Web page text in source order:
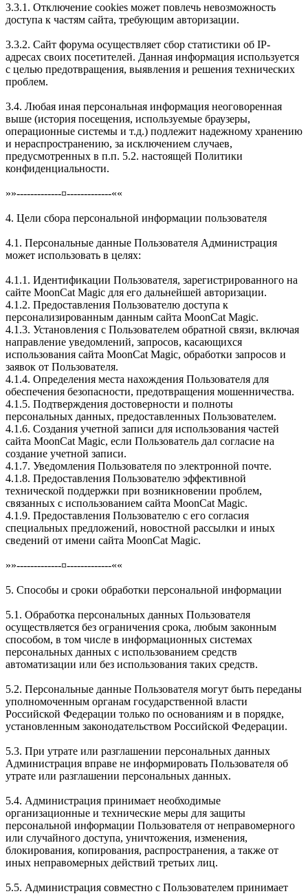
3.3.1. Отключение cookies может повлечь невозможность
доступа к частям сайта, требующим авторизации.
3.3.2. Сайт форума осуществляет сбор статистики об IP-
адресах своих посетителей. Данная информация используется
с целью предотвращения, выявления и решения технических
проблем.
3.4. Любая иная персональная информация неоговоренная
выше (история посещения, используемые браузеры,
операционные системы и т.д.) подлежит надежному хранению
и нераспространению, за исключением случаев,
предусмотренных в п.п. 5.2. настоящей Политики
конфиденциальности.
»»-------------¤-------------««
4. Цели сбора персональной информации пользователя
4.1. Персональные данные Пользователя Администрация
может использовать в целях:
4.1.1. Идентификации Пользователя, зарегистрированного на
сайте MoonCat Magic для его дальнейшей авторизации.
4.1.2. Предоставления Пользователю доступа к
персонализированным данным сайта MoonCat Magic.
4.1.3. Установления с Пользователем обратной связи, включая
направление уведомлений, запросов, касающихся
использования сайта MoonCat Magic, обработки запросов и
заявок от Пользователя.
4.1.4. Определения места нахождения Пользователя для
обеспечения безопасности, предотвращения мошенничества.
4.1.5. Подтверждения достоверности и полноты
персональных данных, предоставленных Пользователем.
4.1.6. Создания учетной записи для использования частей
сайта MoonCat Magic, если Пользователь дал согласие на
создание учетной записи.
4.1.7. Уведомления Пользователя по электронной почте.
4.1.8. Предоставления Пользователю эффективной
технической поддержки при возникновении проблем,
связанных с использованием сайта MoonCat Magic.
4.1.9. Предоставления Пользователю с его согласия
специальных предложений, новостной рассылки и иных
сведений от имени сайта MoonCat Magic.
»»-------------¤-------------««
5. Способы и сроки обработки персональной информации
5.1. Обработка персональных данных Пользователя
осуществляется без ограничения срока, любым законным
способом, в том числе в информационных системах
персональных данных с использованием средств
автоматизации или без использования таких средств.
5.2. Персональные данные Пользователя могут быть переданы
уполномоченным органам государственной власти
Российской Федерации только по основаниям и в порядке,
установленным законодательством Российской Федерации.
5.3. При утрате или разглашении персональных данных
Администрация вправе не информировать Пользователя об
утрате или разглашении персональных данных.
5.4. Администрация принимает необходимые
организационные и технические меры для защиты
персональной информации Пользователя от неправомерного
или случайного доступа, уничтожения, изменения,
блокирования, копирования, распространения, а также от
иных неправомерных действий третьих лиц.
5.5. Администрация совместно с Пользователем принимает